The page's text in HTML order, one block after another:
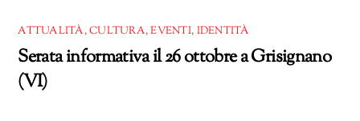
ATTUALITÀ,CULTURA,EVENTI, IDENTITÀ
Serata informativa il 26 ottobre a Grisignano
(VI)